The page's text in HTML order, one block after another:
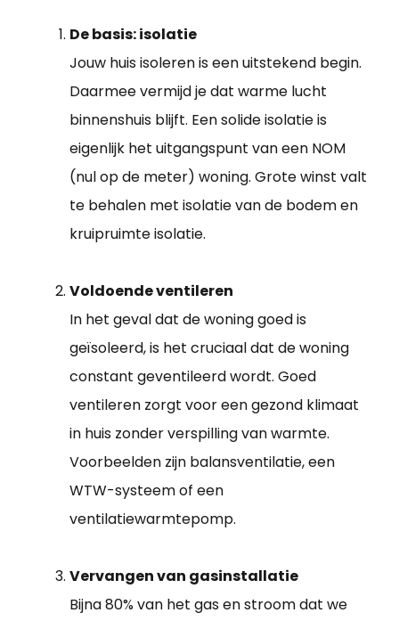
De basis: isolatie
Jouw huis isoleren is een uitstekend begin.
Daarmee vermijd je dat warme lucht
binnenshuis blijft. Een solide isolatie is
eigenlijk het uitgangspunt van een NOM
(nul op de meter) woning. Grote winst valt
te behalen met isolatie van de bodem en
kruipruimte isolatie.
Voldoende ventileren
In het geval dat de woning goed is
geïsoleerd, is het cruciaal dat de woning
constant geventileerd wordt. Goed
ventileren zorgt voor een gezond klimaat
in huis zonder verspilling van warmte.
Voorbeelden zijn balansventilatie, een
WTW-systeem of een
ventilatiewarmtepomp.
Vervangen van gasinstallatie
Bijna 80% van het gas en stroom dat we